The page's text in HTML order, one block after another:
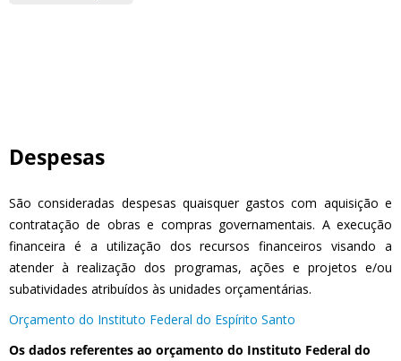
Despesas
São consideradas despesas quaisquer gastos com aquisição e
contratação de obras e compras governamentais. A execução
financeira é a utilização dos recursos financeiros visando a
atender à realização dos programas, ações e projetos e/ou
subatividades atribuídos às unidades orçamentárias.
Orçamento do Instituto Federal do Espírito Santo
Os dados referentes ao orçamento do Instituto Federal do